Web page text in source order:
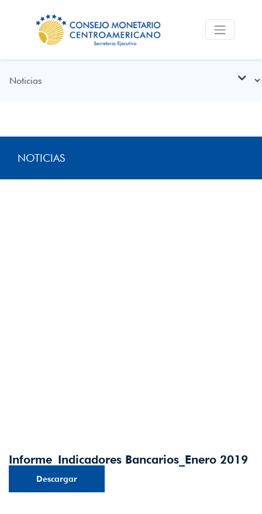
NOTICIAS
Informe_Indicadores Bancarios_Enero 2019
Descargar